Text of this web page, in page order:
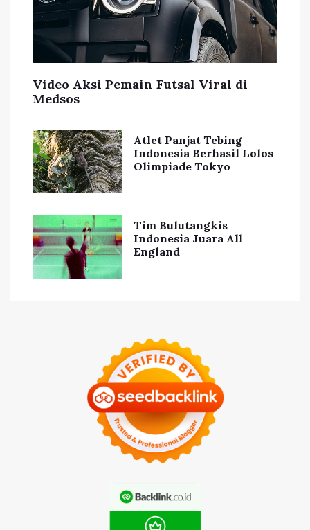
Video Aksi Pemain Futsal Viral di
Medsos
Atlet Panjat Tebing
Indonesia Berhasil Lolos
Olimpiade Tokyo
Tim Bulutangkis
Indonesia Juara All
England